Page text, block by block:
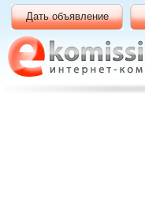
Дать объявление